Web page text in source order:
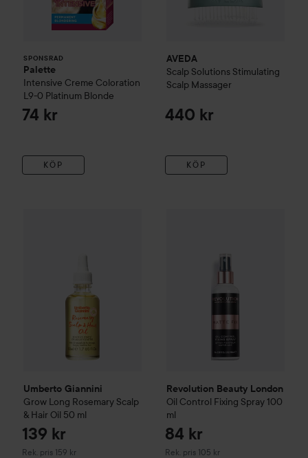
SPONSRAD
Palette
Intensive Creme Coloration
L9-0 Platinum Blonde
74 kr
KÖP
AVEDA
Scalp Solutions Stimulating
Scalp Massager
440 kr
KÖP
Umberto Giannini
Grow Long Rosemary Scalp
& Hair Oil 50 ml
139 kr
Rek. pris 159 kr
Rekommenderat pris 159 kr
Revolution Beauty London
Oil Control Fixing Spray 100
ml
84 kr
Rek. pris 105 kr
Rekommenderat pris 105 kr